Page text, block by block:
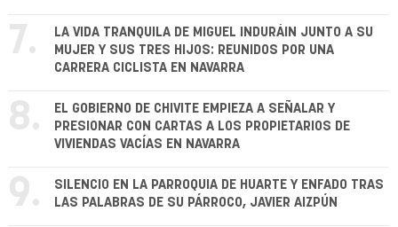
7.
LA VIDA TRANQUILA DE MIGUEL INDURÁIN JUNTO A SU
MUJER Y SUS TRES HIJOS: REUNIDOS POR UNA
CARRERA CICLISTA EN NAVARRA
8.
EL GOBIERNO DE CHIVITE EMPIEZA A SEÑALAR Y
PRESIONAR CON CARTAS A LOS PROPIETARIOS DE
VIVIENDAS VACÍAS EN NAVARRA
9.
SILENCIO EN LA PARROQUIA DE HUARTE Y ENFADO TRAS
LAS PALABRAS DE SU PÁRROCO, JAVIER AIZPÚN